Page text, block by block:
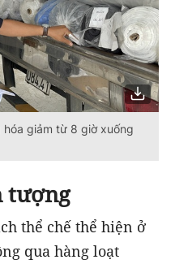
giảm từ 8 giờ xuống
tượng
thể chế thể hiện ở
qua hàng loạt